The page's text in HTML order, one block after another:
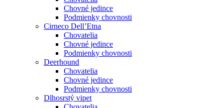
Chovné jedince
Podmienky chovnosti
Cirneco Dell’Etna
Chovatelia
Chovné jedince
Podmienky chovnosti
Deerhound
Chovatelia
Chovné jedince
Podmienky chovnosti
Dlhosrstý vipet